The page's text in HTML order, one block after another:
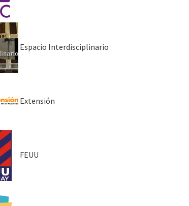
Espacio Interdisciplinario
Extensión
FEUU